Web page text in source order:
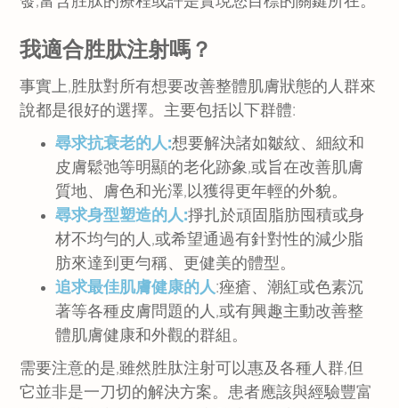
我適合胜肽注射嗎？
事實上,胜肽對所有想要改善整體肌膚狀態的人群來
說都是很好的選擇。主要包括以下群體:
尋求抗衰老的人:想要解決諸如皺紋、細紋和
皮膚鬆弛等明顯的老化跡象,或旨在改善肌膚
質地、膚色和光澤,以獲得更年輕的外貌。
尋求身型塑造的人:掙扎於頑固脂肪囤積或身
材不均勻的人,或希望通過有針對性的減少脂
肪來達到更勻稱、更健美的體型。
追求最佳肌膚健康的人:痤瘡、潮紅或色素沉
著等各種皮膚問題的人,或有興趣主動改善整
體肌膚健康和外觀的群組。
需要注意的是,雖然胜肽注射可以惠及各種人群,但
它並非是一刀切的解決方案。患者應該與經驗豐富